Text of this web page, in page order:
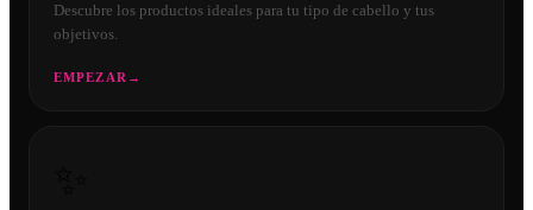
Descubre los productos ideales para tu tipo de cabello y tus
objetivos.
EMPEZAR →